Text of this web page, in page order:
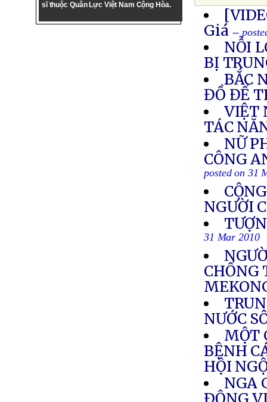
sĩ thuộc Quân Lực Việt Nam Cộng Hòa.
Giá --
NỖI
BỊ
BẮC
ĐỒ ĐỂ
VIỆT
TÁC
NỮ
CÔNG
posted on 31
NGƯỜI
31 Mar 2010
CHỐNG
NƯỚC
MỘT
BỆNH
HỘI
NGA